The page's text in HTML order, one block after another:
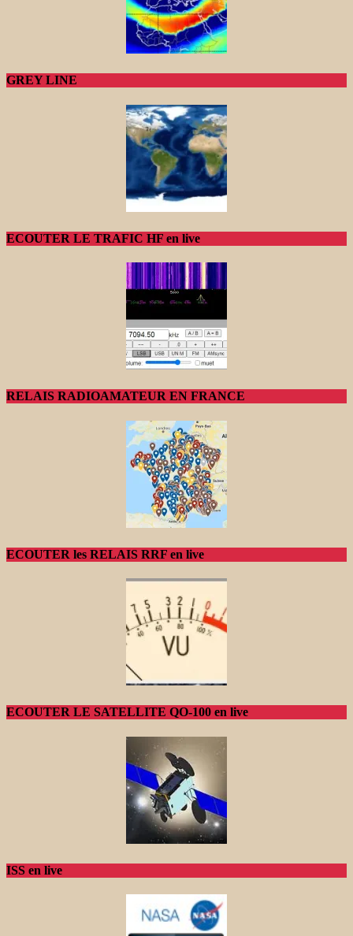
GREY LINE
ECOUTER LE TRAFIC HF en live
RELAIS RADIOAMATEUR EN FRANCE
ECOUTER les RELAIS RRF en live
ECOUTER LE SATELLITE QO-100 en live
ISS en live